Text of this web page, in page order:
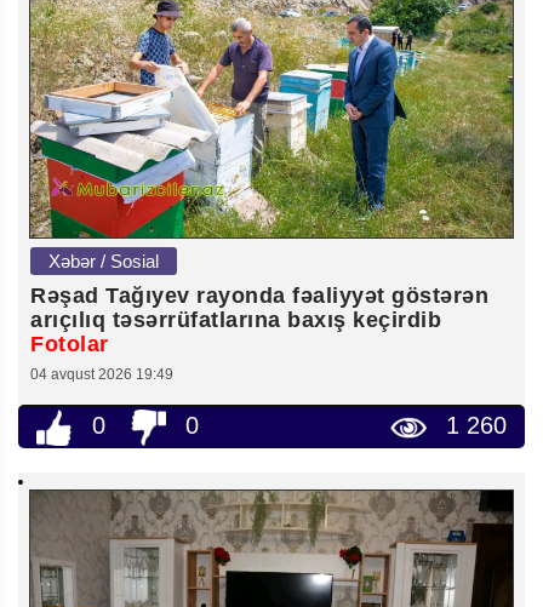
Xəbər / Sosial
Rəşad Tağıyev rayonda fəaliyyət göstərən
arıçılıq təsərrüfatlarına baxış keçirdib
Fotolar
04 avqust 2026 19:49
0 0 1 260